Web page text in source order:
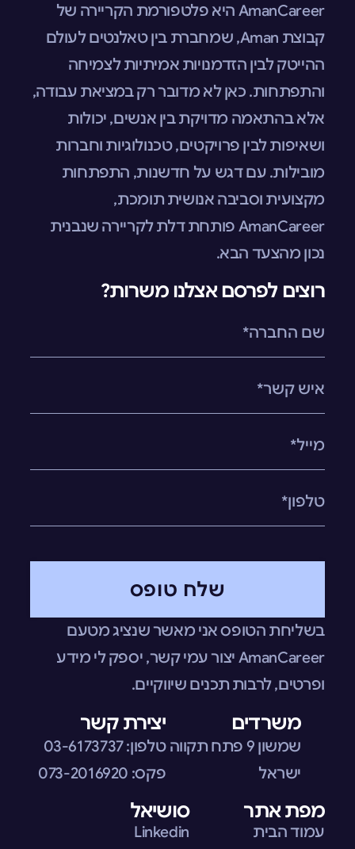
AmanCareer היא פלטפורמת הקריירה של
קבוצת Aman, שמחברת בין טאלנטים לעולם
ההייטק לבין הזדמנויות אמיתיות לצמיחה
והתפתחות. כאן לא מדובר רק במציאת עבודה,
אלא בהתאמה מדויקת בין אנשים, יכולות
ושאיפות לבין פרויקטים, טכנולוגיות וחברות
מובילות. עם דגש על חדשנות, התפתחות
מקצועית וסביבה אנושית תומכת,
AmanCareer פותחת דלת לקריירה שנבנית
נכון מהצעד הבא.
רוצים לפרסם אצלנו משרות?
שלח טופס
בשליחת הטופס אני מאשר שנציג מטעם
AmanCareer יצור עמי קשר, יספק לי מידע
ופרטים, לרבות תכנים שיווקיים.
יצירת קשר
טלפון:03-6173737
פקס: 073-2016920
משרדים
שמשון 9 פתח תקווה
ישראל
מפת אתר
עמוד הבית
סושיאל
Linkedin